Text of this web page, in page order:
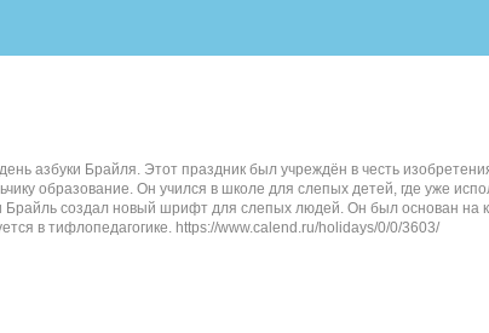
азбуки Брайля. Этот праздник был учреждён в честь
образование. Он учился в школе для слепых детей, где уже
Брайль создал новый шрифт для слепых людей. Он был основан
в тифлопедагогике. https://www.calend.ru/holidays/0/0/3603/